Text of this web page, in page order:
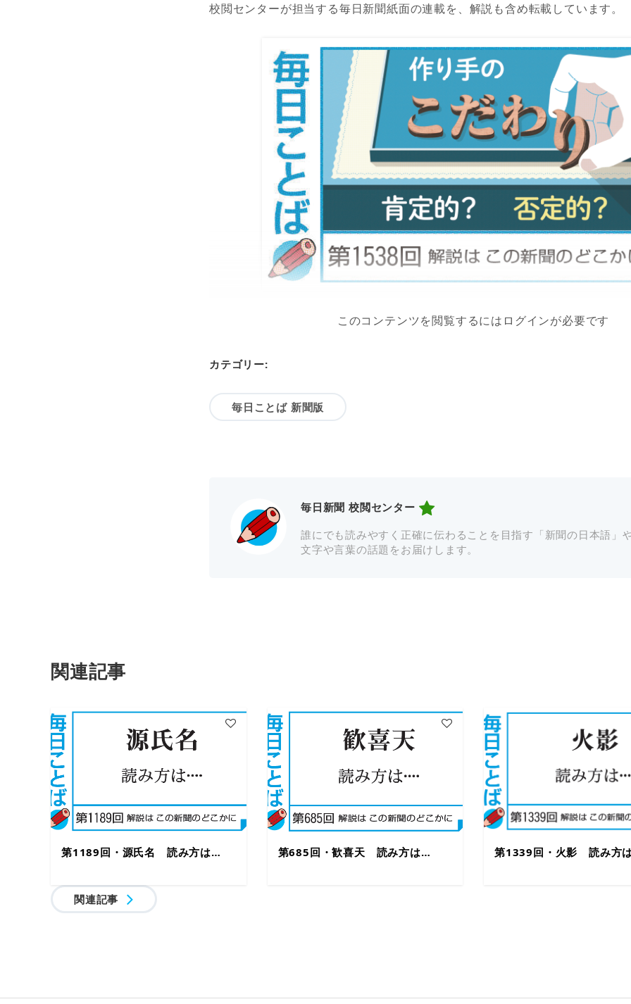
校閲センターが担当する毎日新聞紙面の連載を、解説も含め転載しています。
このコンテンツを閲覧するにはログインが必要です
カテゴリー:
毎日ことば 新聞版
毎日新聞 校閲センター
誰にでも読みやすく正確に伝わることを目指す「新聞の日本語」
文字や言葉の話題をお届けします。
関連記事
第1189回・源氏名 読み方は… 第685回・歓喜天 読み方は… 第1339回・火影 読み方
関連記事